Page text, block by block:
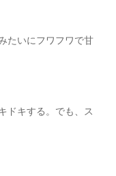
たいにフワフワで甘
ドキする。でも、ス